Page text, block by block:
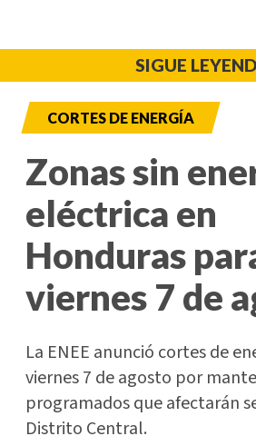
SIGUE
CORTES DE ENERGÍA
Zonas sin
eléctrica en
Honduras
viernes 7 de
La ENEE anunció cortes de
viernes 7 de agosto por
programados que afectarán
Distrito Central.